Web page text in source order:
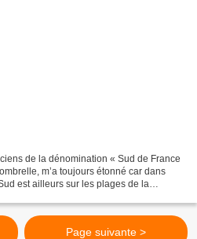
de la dénomination « Sud de France
m’a toujours étonné car dans
est ailleurs sur les plages de la
Page suivante >